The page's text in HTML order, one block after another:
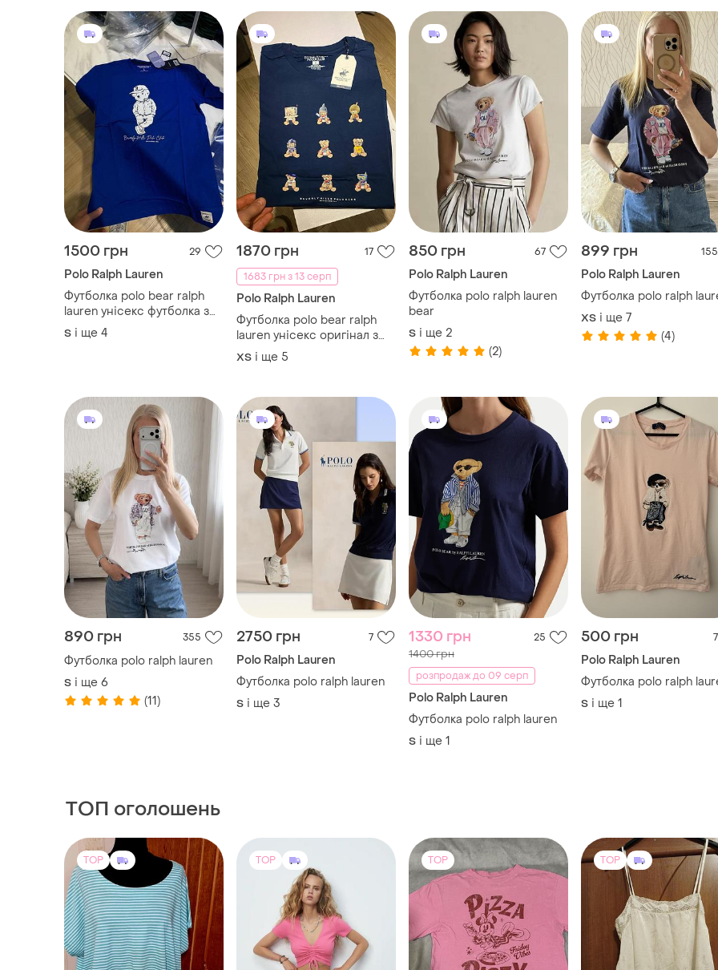
1500 грн 29
Polo Ralph Lauren
Футболка polo bear ralph
lauren унісекс футболка з
ведмедем/футболка
унисекс с медведем
S і ще 4
1870 грн
17
1683 грн з 13 серп
Polo Ralph Lauren
Футболка polo bear ralph
lauren унісекс оригінал з
ведмедем футболка polo
bear ralph lauren унисекс
ХS і ще 5
850 грн 67
Polo Ralph Lauren
Футболка polo ralph lauren
bear
S і ще 2
(2)
899 грн 155
Polo Ralph Lauren
Футболка polo ralph
ХS і ще 7
(4)
890 грн 355
Футболка polo ralph lauren
S і ще 6
(11)
2750 грн 7
Polo Ralph Lauren
Футболка polo ralph lauren
S і ще 3
1330 грн 25
1400 грн
розпродаж до 09 серп
Polo Ralph Lauren
Футболка polo ralph lauren
S і ще 1
500 грн 7
Polo Ralph Lauren
Футболка polo ralph
S і ще 1
ТОП оголошень
TOP TOP TOP TOP